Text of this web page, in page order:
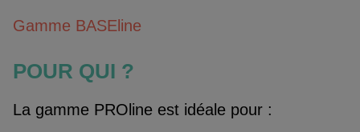
Gamme BASEline
POUR QUI ?
La gamme PROline est idéale pour :